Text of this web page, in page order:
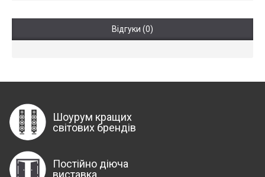
Відгуки (0)
Шоурум кращих
світових брендів
Постійно діюча
виставка